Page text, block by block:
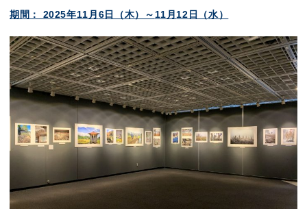
期間： 2025年11 月 6日（木）～ 11 月 12 日（水）